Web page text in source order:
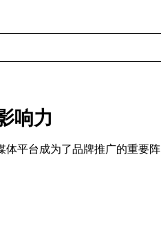
响力
体平台成为了品牌推广的重要阵